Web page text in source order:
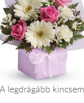
A legdrágább kincsem